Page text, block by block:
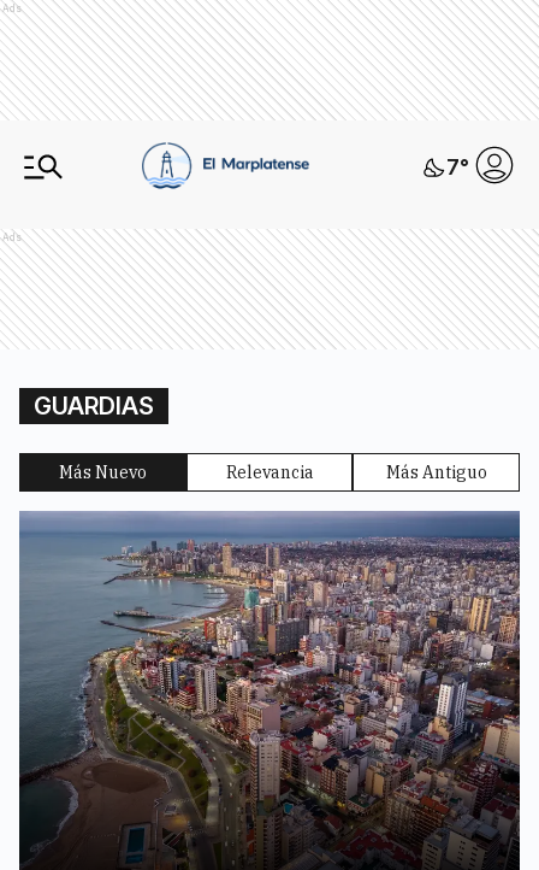
Ads
7°
Ads
GUARDIAS
Más Nuevo Relevancia Más Antiguo